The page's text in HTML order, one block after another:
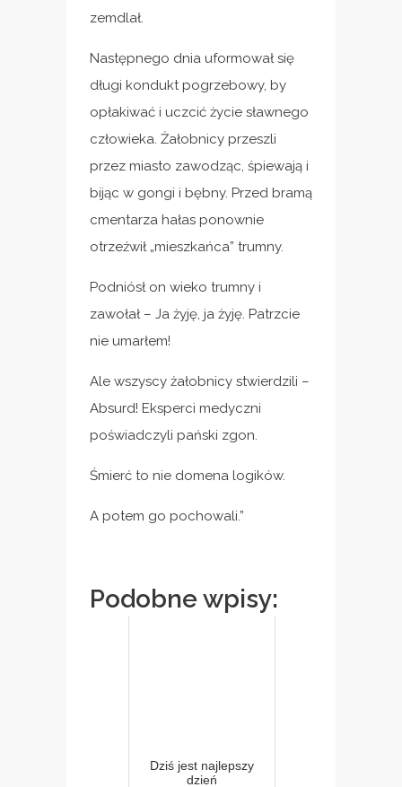
zemdlał.
Następnego dnia uformował się
długi kondukt pogrzebowy, by
opłakiwać i uczcić życie sławnego
człowieka. Żałobnicy przeszli
przez miasto zawodząc, śpiewają i
bijąc w gongi i bębny. Przed bramą
cmentarza hałas ponownie
otrzeźwił „mieszkańca” trumny.
Podniósł on wieko trumny i
zawołał – Ja żyję, ja żyję. Patrzcie
nie umarłem!
Ale wszyscy żałobnicy stwierdzili –
Absurd! Eksperci medyczni
poświadczyli pański zgon.
Śmierć to nie domena logików.
A potem go pochowali.”
Podobne wpisy:
Dziś jest najlepszy
dzień